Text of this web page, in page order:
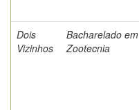
Dois
Vizinhos
Bacharelado em
Zootecnia